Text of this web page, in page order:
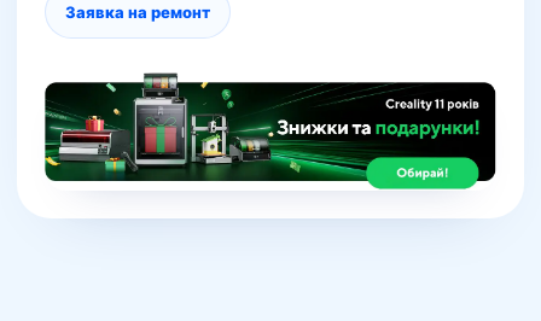
Заявка на ремонт